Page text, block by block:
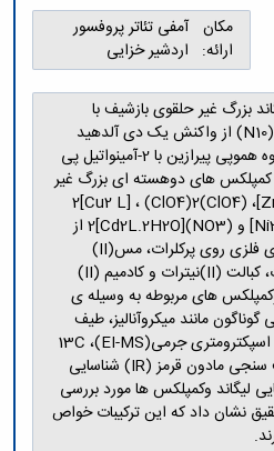
مکان
ارائه:
آمفی تئاتر پروفسور
اردشیر خزایی
بزرگ غیر حلقوی بازشیف با
دهندگی ده اتم نیتروژن (N10) از واکنش یک دی آلدهید
شناخته شده ی حاوی گروه هموپی پیرازین با 2-آمینواتیل پی
های دوهسته ای بزرگ غیر
حلقوی [ Zn2 L ( ClO4)2]، (ClO4)2[Cu2 L] ، (ClO4)2
[Ni2 L]، [Co2L (NO3) 2 ] و (NO3)2[Cd2L.2H2O] از
واکنش لیگاند با نمک های فلزی روی پرکلرات، مس(II)
پرکلرات، نیکل(II) پرکلرات، کبالت (II)نیترات و کادمیم (II)
های مربوطه به وسیله ی
مانند میکروآنالیز، طیف
بینی الکترونی(Uv-Vis)، اسپکترومتری جرمی(EI-MS)، 13C
NMR, 1H NMR و طیف سنجی مادون قرمز (IR) شناسایی
لیگاند وکمپلکس ها مورد بررسی
نشان داد که این ترکیبات خواص